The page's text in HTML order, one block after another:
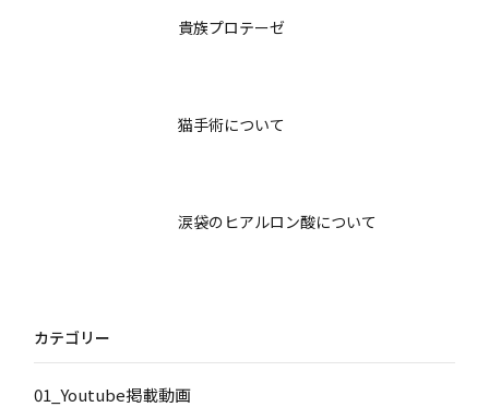
貴族プロテーゼ
猫手術について
涙袋のヒアルロン酸について
カテゴリー
01_Youtube掲載動画